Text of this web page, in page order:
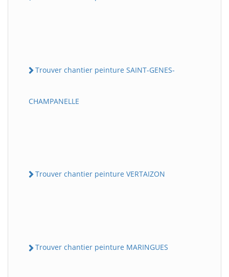
Trouver chantier peinture SAINT-GENES-
CHAMPANELLE
Trouver chantier peinture VERTAIZON
Trouver chantier peinture MARINGUES